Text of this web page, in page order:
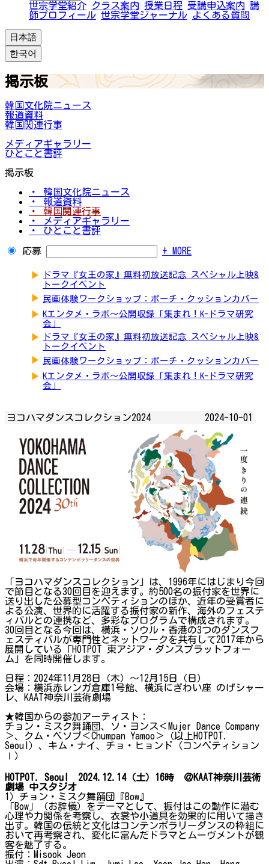
世宗学堂紹介 クラス案内 授業日程 受講申込案内 講
師プロフィール 世宗学堂ジャーナル よくある質問
日本語
한국어
掲示板
韓国文化院ニュース
報道資料
韓国関連行事
メディアギャラリー
ひとこと書評
掲示板
・ 韓国文化院ニュース
・ 報道資料
・ 韓国関連行事
・ メディアギャラリー
・ ひとこと書評
応募 + MORE
▶
ドラマ『女王の家』無料初放送記念 スペシャル上映&
トークイベント
▶ 民画体験ワークショップ：ポーチ・クッションカバー
▶ Kエンタメ・ラボ～公開収録「集まれ！K-ドラマ研究
会」
▶
ドラマ『女王の家』無料初放送記念 スペシャル上映&
トークイベント
▶ 民画体験ワークショップ：ポーチ・クッションカバー
▶ Kエンタメ・ラボ～公開収録「集まれ！K-ドラマ研究
会」
ヨコハマダンスコレクション2024 2024-10-01
「ヨコハマダンスコレクション」は、1996年にはじまり今回
で節目となる30回目を迎えます。約500名の振付家を世界に
送り出した公募型コンペティションのほか、近年の受賞者に
よる公演、世界的に活躍する振付家の新作、海外のフェステ
ィバルとの連携など、多彩なプログラムで構成されます。
30回目となる今回は、横浜・ソウル・香港の3つのダンスフ
ェスティバルが専門性とネットワークを共有して2017年から
展開している「HOTPOT 東アジア・ダンスプラットフォー
ム」を同時開催します。
日程：2024年11月28日（木）～12月15日（日）
会場：横浜赤レンガ倉庫1号館、横浜にぎわい座 のげシャー
レ、KAAT神奈川芸術劇場
★韓国からの参加アーティスト：
チョン・ミスク舞踊団、ソ・ヨンス＜Mujer Dance Company
＞、クム・ベソプ＜Chumpan Yamoo＞（以上HOTPOT.
Seoul）、キム・ナイ、チョ・ヒョンド（コンペティション
Ⅰ）
HOTPOT. Seoul
2024.12.14（土）16時 ＠KAAT神奈川芸術
劇場 中スタジオ
1）チョン・ミスク舞踊団『Bow』
「Bow」（お辞儀）をテーマとして、振付はこの動作に潜む
心理や力関係を考察し、衣裳や小道具を効果的に用いて描き
出す。韓国の伝統と文化はコンテンポラリーダンスの枠組に
おいて再考察され、変化に富んだドラマとムーヴメントが観
客を魅了する。
振付：Misook Jeon